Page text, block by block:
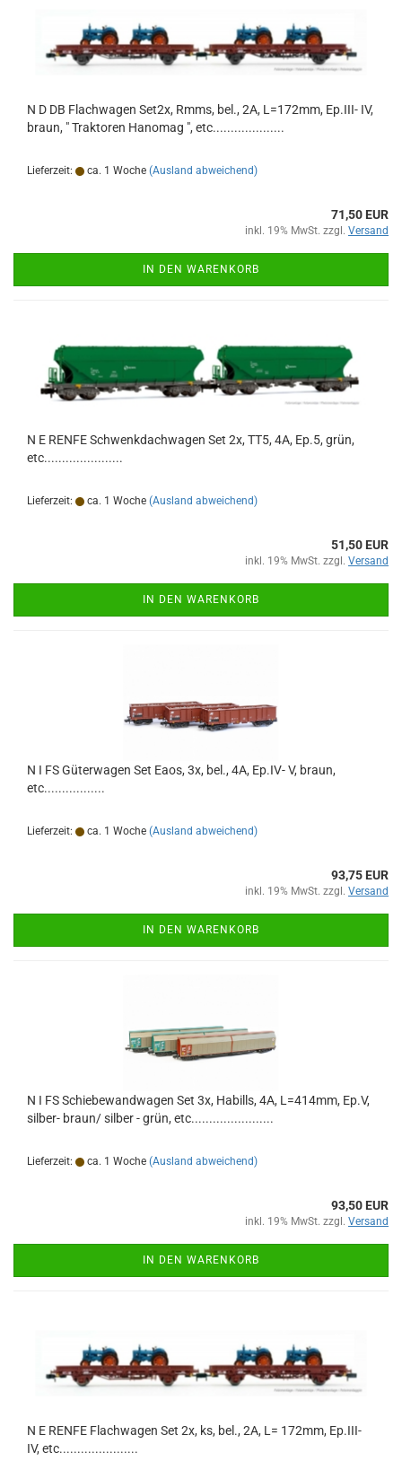
N D DB Flachwagen Set2x, Rmms, bel., 2A, L=172mm, Ep.III- IV,
braun, " Traktoren Hanomag ", etc....................
Lieferzeit: ca. 1 Woche (Ausland abweichend)
71,50 EUR
inkl. 19% MwSt. zzgl. Versand
IN DEN WARENKORB
N E RENFE Schwenkdachwagen Set 2x, TT5, 4A, Ep.5, grün,
etc......................
Lieferzeit: ca. 1 Woche (Ausland abweichend)
51,50 EUR
inkl. 19% MwSt. zzgl. Versand
IN DEN WARENKORB
N I FS Güterwagen Set Eaos, 3x, bel., 4A, Ep.IV- V, braun,
etc.................
Lieferzeit: ca. 1 Woche (Ausland abweichend)
93,75 EUR
inkl. 19% MwSt. zzgl. Versand
IN DEN WARENKORB
N I FS Schiebewandwagen Set 3x, Habills, 4A, L=414mm, Ep.V,
silber- braun/ silber - grün, etc.......................
Lieferzeit: ca. 1 Woche (Ausland abweichend)
93,50 EUR
inkl. 19% MwSt. zzgl. Versand
IN DEN WARENKORB
N E RENFE Flachwagen Set 2x, ks, bel., 2A, L= 172mm, Ep.III-
IV, etc......................